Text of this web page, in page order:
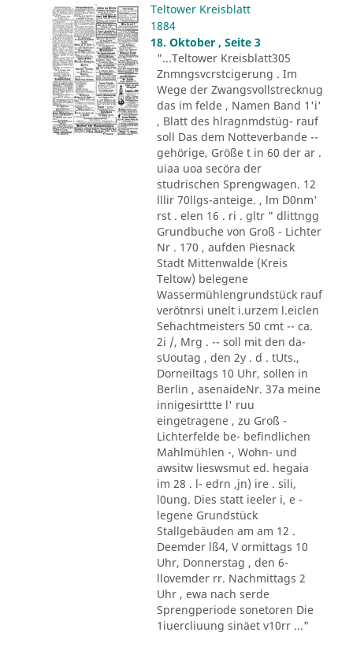
Teltower Kreisblatt
1884
18. Oktober , Seite 3
"...Teltower Kreisblatt305
Znmngsvcrstcigerung . Im
Wege der Zwangsvollstrecknug
das im felde , Namen Band 1'i'
, Blatt des hlragnmdstüg- rauf
soll Das dem Notteverbande --
gehörige, Größe t in 60 der ar .
uiaa uoa secöra der
studrischen Sprengwagen. 12
lllir 70llgs-anteige. , lm D0nm'
rst . elen 16 . ri . gltr " dlittngg
Grundbuche von Groß - Lichter
Nr . 170 , aufden Piesnack
Stadt Mittenwalde (Kreis
Teltow) belegene
Wassermühlengrundstück rauf
verötnrsi unelt i.urzem l.eiclen
Sehachtmeisters 50 cmt -- ca.
2i /, Mrg . -- soll mit den da-
sUoutag , den 2y . d . tUts.,
Dorneiltags 10 Uhr, sollen in
Berlin , asenaideNr. 37a meine
innigesirttte l' ruu
eingetragene , zu Groß -
Lichterfelde be- befindlichen
Mahlmühlen -, Wohn- und
awsitw lieswsmut ed. hegaia
im 28 . l- edrn ,jn) ire . sili,
l0ung. Dies statt ieeler i, e -
legene Grundstück
Stallgebäuden am am 12 .
Deemder lß4, V ormittags 10
Uhr, Donnerstag , den 6-
llovemder rr. Nachmittags 2
Uhr , ewa nach serde
Sprengperiode sonetoren Die
1iuercliuung sinäet v10rr ..."